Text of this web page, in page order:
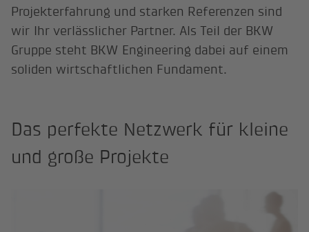
Projekterfahrung und starken Referenzen sind
wir Ihr verlässlicher Partner.​ Als Teil der BKW
Gruppe steht BKW Engineering dabei auf einem
soliden wirtschaftlichen Fundament.
Das perfekte Netzwerk für kleine
und große Projekte